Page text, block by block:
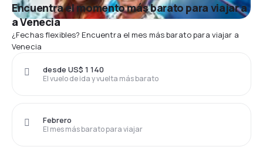
Encuentra el momento más barato para viajar a
a Venecia
¿Fechas flexibles? Encuentra el mes más barato para viajar a
Venecia
El vuelo de ida y vuelta más barato
desde US$ 1 140
El mes más barato para viajar
Febrero